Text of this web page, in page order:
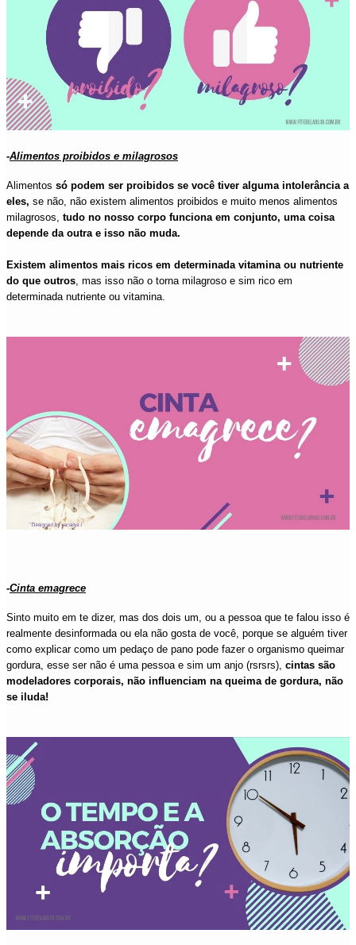
-Alimentos proibidos e milagrosos
Alimentos só podem ser proibidos se você tiver alguma intolerância a
eles, se não, não existem alimentos proibidos e muito menos alimentos
milagrosos, tudo no nosso corpo funciona em conjunto, uma coisa
depende da outra e isso não muda.
Existem alimentos mais ricos em determinada vitamina ou nutriente
do que outros, mas isso não o torna milagroso e sim rico em
determinada nutriente ou vitamina.
-Cinta emagrece
Sinto muito em te dizer, mas dos dois um, ou a pessoa que te falou isso é
realmente desinformada ou ela não gosta de você, porque se alguém tiver
como explicar como um pedaço de pano pode fazer o organismo queimar
gordura, esse ser não é uma pessoa e sim um anjo (rsrsrs), cintas são
modeladores corporais, não influenciam na queima de gordura, não
se iluda!